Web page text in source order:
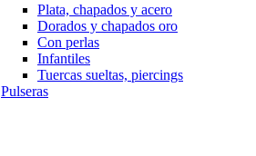
Plata, chapados y acero
Dorados y chapados oro
Con perlas
Infantiles
Tuercas sueltas, piercings
Pulseras